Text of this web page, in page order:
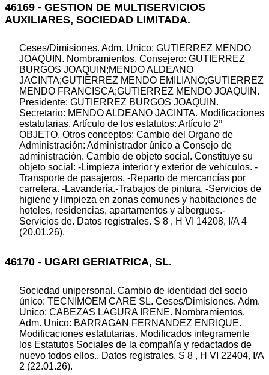
46169 - GESTION DE MULTISERVICIOS
AUXILIARES, SOCIEDAD LIMITADA.
Ceses/Dimisiones. Adm. Unico: GUTIERREZ MENDO
JOAQUIN. Nombramientos. Consejero: GUTIERREZ
BURGOS JOAQUIN;MENDO ALDEANO
JACINTA;GUTIERREZ MENDO EMILIANO;GUTIERREZ
MENDO FRANCISCA;GUTIERREZ MENDO JOAQUIN.
Presidente: GUTIERREZ BURGOS JOAQUIN.
Secretario: MENDO ALDEANO JACINTA. Modificaciones
estatutarias. Artículo de los estatutos: Artículo 2º
OBJETO. Otros conceptos: Cambio del Organo de
Administración: Administrador único a Consejo de
administración. Cambio de objeto social. Constituye su
objeto social: -Limpieza interior y exterior de vehículos. -
Transporte de pasajeros. -Reparto de mercancías por
carretera. -Lavandería.-Trabajos de pintura. -Servicios de
higiene y limpieza en zonas comunes y habitaciones de
hoteles, residencias, apartamentos y albergues.-
Servicios de. Datos registrales. S 8 , H VI 14208, I/A 4
(20.01.26).
46170 - UGARI GERIATRICA, SL.
Sociedad unipersonal. Cambio de identidad del socio
único: TECNIMOEM CARE SL. Ceses/Dimisiones. Adm.
Unico: CABEZAS LAGURA IRENE. Nombramientos.
Adm. Unico: BARRAGAN FERNANDEZ ENRIQUE.
Modificaciones estatutarias. Modificados integramente
los Estatutos Sociales de la compañía y redactados de
nuevo todos ellos.. Datos registrales. S 8 , H VI 22404, I/A
2 (22.01.26).